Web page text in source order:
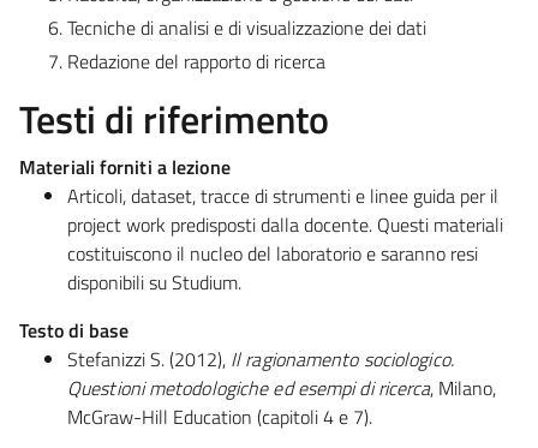
Tecniche di analisi e di visualizzazione dei dati
Redazione del rapporto di ricerca
Testi di riferimento
Materiali forniti a lezione
Articoli, dataset, tracce di strumenti e linee guida per il
project work predisposti dalla docente. Questi materiali
costituiscono il nucleo del laboratorio e saranno resi
disponibili su Studium.
Testo di base
Stefanizzi S. (2012), Il ragionamento sociologico.
Questioni metodologiche ed esempi di ricerca, Milano,
McGraw-Hill Education (capitoli 4 e 7).